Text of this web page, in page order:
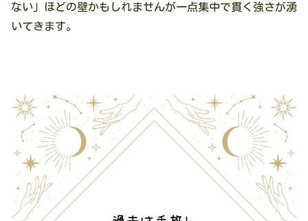
ない」ほどの壁かもしれませんが一点集中で貫く強さが湧
いてきます。